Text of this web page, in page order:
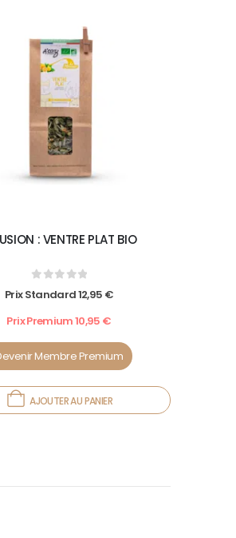
: VENTRE PLAT BIO
Prix Standard12,95 €
Prix Premium10,95 €
Membre Premium
AJOUTER AU PANIER